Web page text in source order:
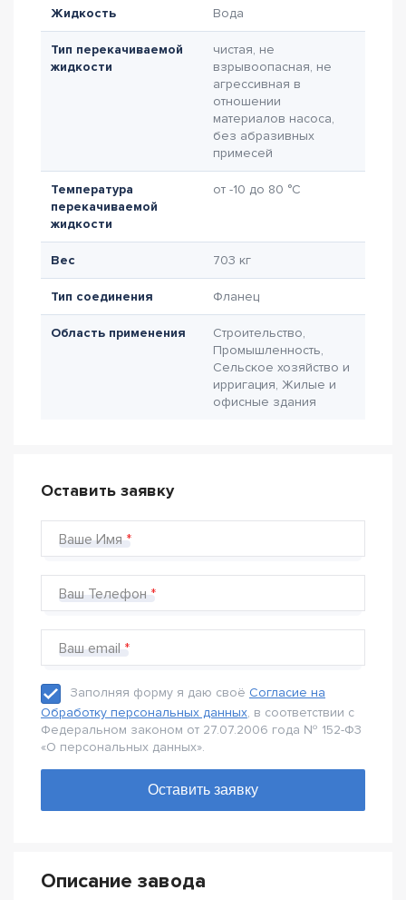
Жидкость Вода
Тип перекачиваемой
жидкости
чистая, не
взрывоопасная, не
агрессивная в
отношении
материалов насоса,
без абразивных
примесей
Температура
перекачиваемой
жидкости
от -10 до 80 °C
Вес 703 кг
Тип соединения Фланец
Область применения
Строительство,
Промышленность,
Сельское хозяйство и
ирригация, Жилые и
офисные здания
Оставить заявку
Ваше Имя
Ваш Телефон
Ваш email
Заполняя форму я даю своё Согласие на
Обработку персональных данных, в соответствии с
Федеральном законом от 27.07.2006 года № 152-Ф3
«О персональных данных».
Описание завода